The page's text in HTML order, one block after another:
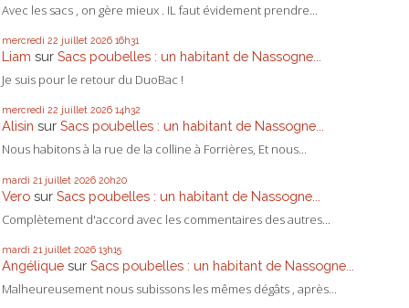
Avec les sacs , on gère mieux . IL faut évidement prendre...
mercredi 22 juillet 2026 16h31
Liam sur Sacs poubelles : un habitant de Nassogne...
Je suis pour le retour du DuoBac !
mercredi 22 juillet 2026 14h32
Alisin sur Sacs poubelles : un habitant de Nassogne...
Nous habitons à la rue de la colline à Forrières, Et nous...
mardi 21 juillet 2026 20h20
Vero sur Sacs poubelles : un habitant de Nassogne...
Complètement d'accord avec les commentaires des autres...
mardi 21 juillet 2026 13h15
Angélique sur Sacs poubelles : un habitant de Nassogne...
Malheureusement nous subissons les mêmes dégâts , après...